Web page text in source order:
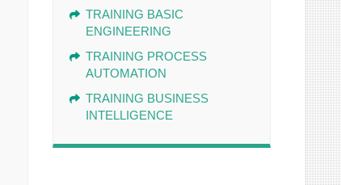
TRAINING BASIC
ENGINEERING
TRAINING PROCESS
AUTOMATION
TRAINING BUSINESS
INTELLIGENCE